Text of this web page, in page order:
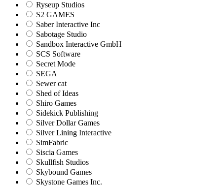
Ryseup Studios
S2 GAMES
Saber Interactive Inc
Sabotage Studio
Sandbox Interactive GmbH
SCS Software
Secret Mode
SEGA
Sewer cat
Shed of Ideas
Shiro Games
Sidekick Publishing
Silver Dollar Games
Silver Lining Interactive
SimFabric
Siscia Games
Skullfish Studios
Skybound Games
Skystone Games Inc.